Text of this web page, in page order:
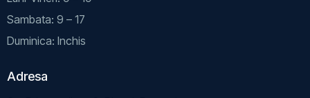
Sambata: 9 – 17
Duminica: Inchis
Adresa